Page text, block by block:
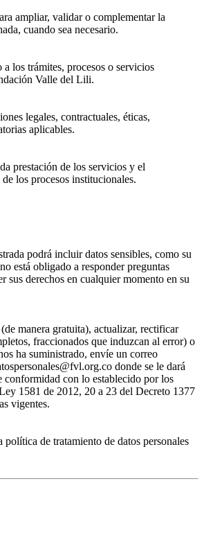
ampliar, validar o complementar la
cuando sea necesario.
los trámites, procesos o servicios
Valle del Lili.
legales, contractuales, éticas,
aplicables.
prestación de los servicios y el
los procesos institucionales.
podrá incluir datos sensibles, como su
está obligado a responder preguntas
sus derechos en cualquier momento en su
manera gratuita), actualizar, rectificar
fraccionados que induzcan al error) o
ha suministrado, envíe un correo
donde se le dará
conformidad con lo establecido por los
1581 de 2012, 20 a 23 del Decreto 1377
vigentes.
política de tratamiento de datos personales